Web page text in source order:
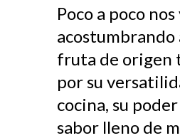
Poco a poco
acostumbrando
fruta de origen
por su
cocina, su
sabor lleno de